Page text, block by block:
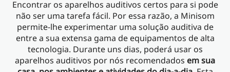
Encontrar os aparelhos auditivos certos para si pode
não ser uma tarefa fácil. Por essa razão, a Minisom
permite-lhe experimentar uma solução auditiva de
entre a sua extensa gama de equipamentos de alta
tecnologia. Durante uns dias, poderá usar os
aparelhos auditivos por nós recomendados em sua